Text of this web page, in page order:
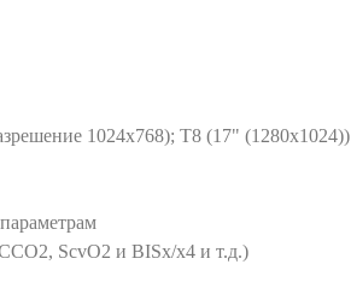
1024x768); T8 (17" (1280х1024))
ScvO2 и BISx/x4 и т.д.)